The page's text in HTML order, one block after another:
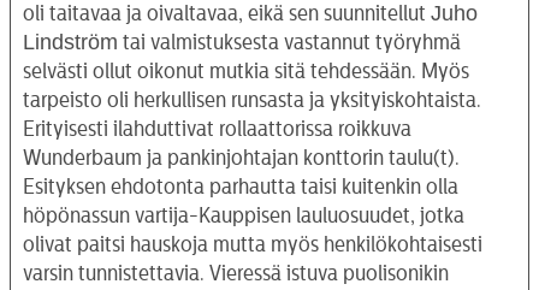
oli taitavaa ja oivaltavaa, eikä sen suunnitellut Juho
Lindström tai valmistuksesta vastannut työryhmä
selvästi ollut oikonut mutkia sitä tehdessään. Myös
tarpeisto oli herkullisen runsasta ja yksityiskohtaista.
Erityisesti ilahduttivat rollaattorissa roikkuva
Wunderbaum ja pankinjohtajan konttorin taulu(t).
Esityksen ehdotonta parhautta taisi kuitenkin olla
höpönassun vartija-Kauppisen lauluosuudet, jotka
olivat paitsi hauskoja mutta myös henkilökohtaisesti
varsin tunnistettavia. Vieressä istuva puolisonikin